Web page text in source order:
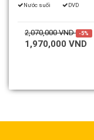
Nước suối DVD
2,070,000 VND -5%
1,970,000 VND